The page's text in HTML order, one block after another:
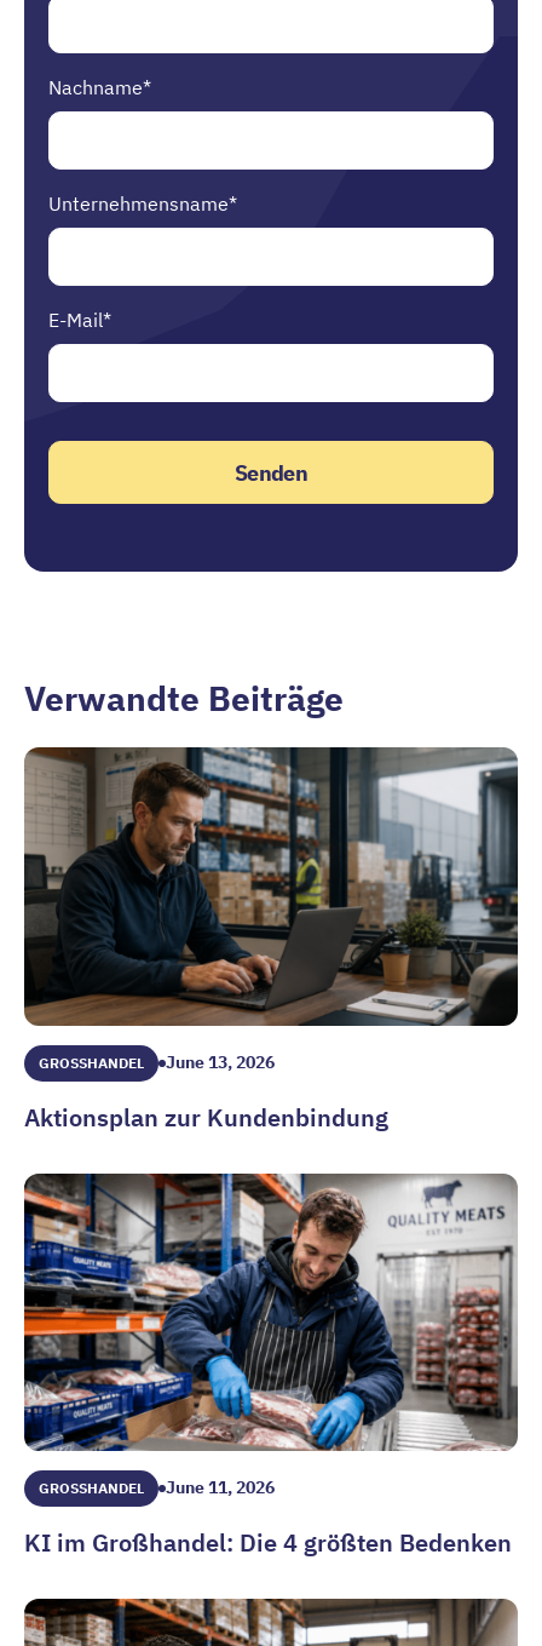
Nachname*
Unternehmensname*
E-Mail*
Verwandte Beiträge
GROSSHANDEL June 13, 2026
Aktionsplan zur Kundenbindung
GROSSHANDEL June 11, 2026
KI im Großhandel: Die 4 größten Bedenken